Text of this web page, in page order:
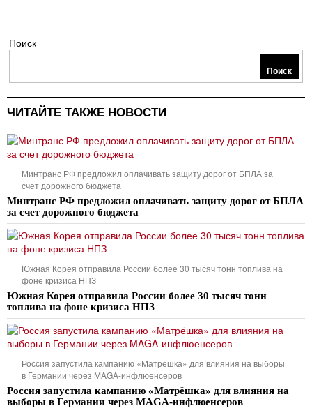
Поиск
Поиск
ЧИТАЙТЕ ТАКЖЕ НОВОСТИ
Минтранс РФ предложил оплачивать защиту дорог от БПЛА за
счет дорожного бюджета
Минтранс РФ предложил оплачивать защиту дорог от БПЛА
за счет дорожного бюджета
Южная Корея отправила России более 30 тысяч тонн топлива на
фоне кризиса НПЗ
Южная Корея отправила России более 30 тысяч тонн
топлива на фоне кризиса НПЗ
Россия запустила кампанию «Матрёшка» для влияния на выборы
в Германии через MAGA-инфлюенсеров
Россия запустила кампанию «Матрёшка» для влияния на
выборы в Германии через MAGA-инфлюенсеров